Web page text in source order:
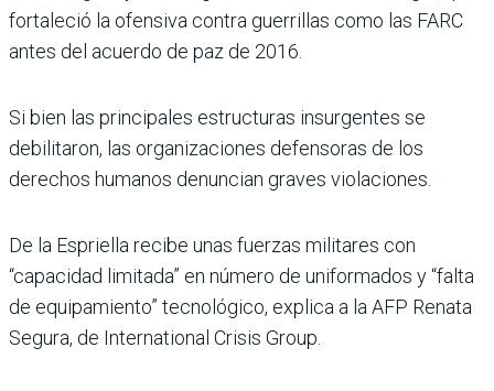
fortaleció la ofensiva contra guerrillas como las FARC
antes del acuerdo de paz de 2016.
Si bien las principales estructuras insurgentes se
debilitaron, las organizaciones defensoras de los
derechos humanos denuncian graves violaciones.
De la Espriella recibe unas fuerzas militares con
“capacidad limitada” en número de uniformados y “falta
de equipamiento” tecnológico, explica a la AFP Renata
Segura, de International Crisis Group.